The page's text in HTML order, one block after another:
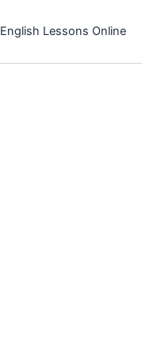
إلىEnglish Lessons Online